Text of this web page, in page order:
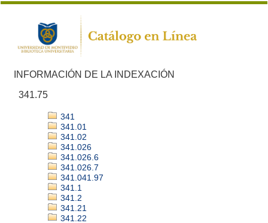
INFORMACIÓN DE LA INDEXACIÓN
341.75
341
341.01
341.02
341.026
341.026.6
341.026.7
341.041.97
341.1
341.2
341.21
341.22